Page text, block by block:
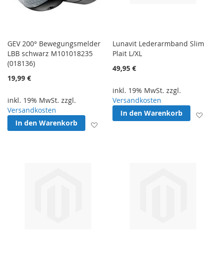
GEV 200° Bewegungsmelder
LBB schwarz M101018235
(018136)
19,99 €
inkl. 19% MwSt. zzgl.
Versandkosten
In den Warenkorb
Zur Wunschliste hinzufügen
Lunavit Lederarmband Slim
Plait L/XL
49,95 €
inkl. 19% MwSt. zzgl.
Versandkosten
In den Warenkorb